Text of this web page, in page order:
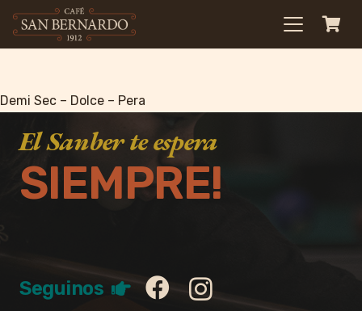
Demi Sec – Dolce – Pera
El Sanber te espera
SIEMPRE!
Seguinos